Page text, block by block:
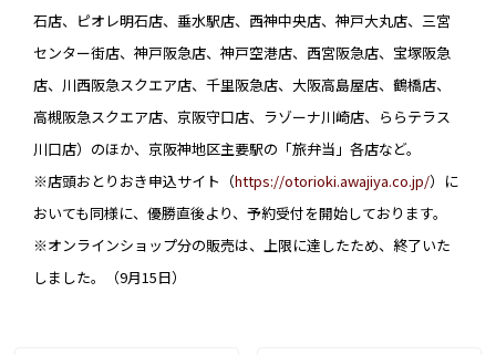
石店、ピオレ明石店、垂水駅店、西神中央店、神戸大丸店、三宮
センター街店、神戸阪急店、神戸空港店、西宮阪急店、宝塚阪急
店、川西阪急スクエア店、千里阪急店、大阪高島屋店、鶴橋店、
高槻阪急スクエア店、京阪守口店、ラゾーナ川崎店、ららテラス
川口店）のほか、京阪神地区主要駅の「旅弁当」各店など。
※店頭おとりおき申込サイト（https://otorioki.awajiya.co.jp/）に
おいても同様に、優勝直後より、予約受付を開始しております。
※オンラインショップ分の販売は、上限に達したため、終了いた
しました。（9月15日）